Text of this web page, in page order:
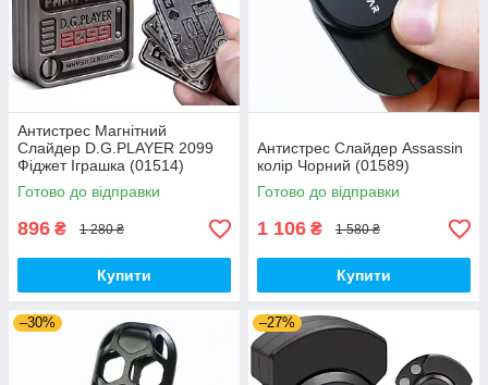
Антистрес Магнітний
Слайдер D.G.PLAYER 2099
Фіджет Іграшка (01514)
Готово до відправки
896 ₴ 1 280 ₴
Купити
Антистрес Слайдер Assassin
колір Чорний (01589)
Готово до відправки
1 106 ₴ 1 580 ₴
Купити
–30% –27%